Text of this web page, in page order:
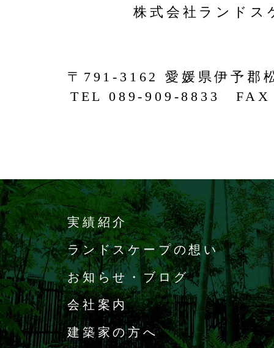
〒791-3162 愛媛県伊予郡
TEL 089-909-8833 FAX
株式会社ランドス
実績紹介
ランドスケープの想い
お知らせ・ブログ
会社案内
建築家の方へ